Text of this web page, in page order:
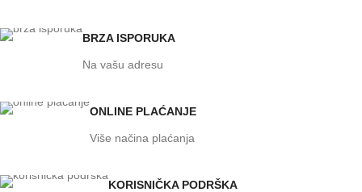
BRZA ISPORUKA
Na vašu adresu
ONLINE PLAĆANJE
Više načina plaćanja
KORISNIČKA PODRŠKA